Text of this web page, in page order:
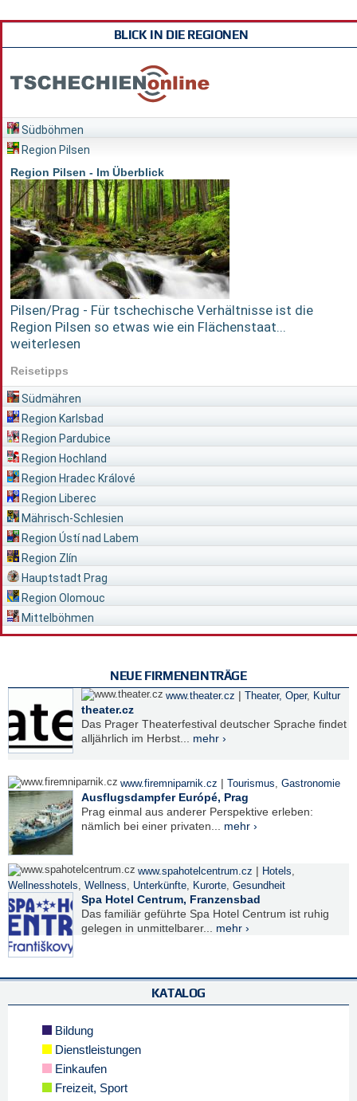
BLICK IN DIE REGIONEN
Südböhmen
Region Pilsen
Region Pilsen - Im Überblick
Pilsen/Prag - Für tschechische Verhältnisse ist die
Region Pilsen so etwas wie ein Flächenstaat...
weiterlesen
Reisetipps
Südmähren
Region Karlsbad
Region Pardubice
Region Hochland
Region Hradec Králové
Region Liberec
Mährisch-Schlesien
Region Ústí nad Labem
Region Zlín
Hauptstadt Prag
Region Olomouc
Mittelböhmen
NEUE FIRMENEINTRÄGE
www.theater.cz | Theater, Oper, Kultur
theater.cz
Das Prager Theaterfestival deutscher Sprache findet
alljährlich im Herbst... mehr ›
www.firemniparnik.cz | Tourismus, Gastronomie
Ausflugsdampfer Európé, Prag
Prag einmal aus anderer Perspektive erleben:
nämlich bei einer privaten... mehr ›
www.spahotelcentrum.cz | Hotels,
Wellnesshotels, Wellness, Unterkünfte, Kurorte, Gesundheit
Spa Hotel Centrum, Franzensbad
Das familiär geführte Spa Hotel Centrum ist ruhig
gelegen in unmittelbarer... mehr ›
KATALOG
Bildung
Dienstleistungen
Einkaufen
Freizeit, Sport